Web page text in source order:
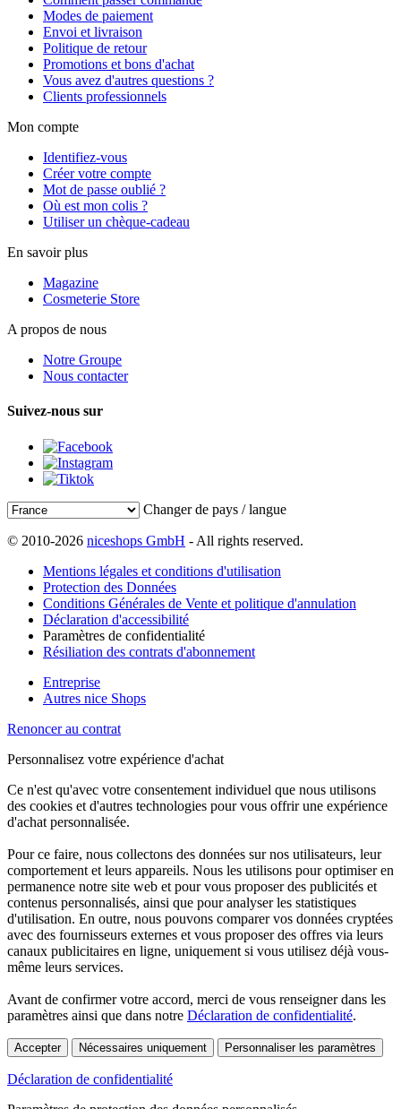
Modes de paiement
Envoi et livraison
Politique de retour
Promotions et bons d'achat
Vous avez d'autres questions ?
Clients professionnels
Mon compte
Identifiez-vous
Créer votre compte
Mot de passe oublié ?
Où est mon colis ?
Utiliser un chèque-cadeau
En savoir plus
Magazine
Cosmeterie Store
A propos de nous
Notre Groupe
Nous contacter
Suivez-nous sur
Changer de pays / langue
© 2010-2026 niceshops GmbH - All rights reserved.
Mentions légales et conditions d'utilisation
Protection des Données
Conditions Générales de Vente et politique d'annulation
Déclaration d'accessibilité
Paramètres de confidentialité
Résiliation des contrats d'abonnement
Entreprise
Autres nice Shops
Renoncer au contrat
Personnalisez votre expérience d'achat
Ce n'est qu'avec votre consentement individuel que nous utilisons
des cookies et d'autres technologies pour vous offrir une expérience
d'achat personnalisée.
Pour ce faire, nous collectons des données sur nos utilisateurs, leur
comportement et leurs appareils. Nous les utilisons pour optimiser en
permanence notre site web et pour vous proposer des publicités et
contenus personnalisés, ainsi que pour analyser les statistiques
d'utilisation. En outre, nous pouvons comparer vos données cryptées
avec des fournisseurs externes et vous proposer des offres via leurs
canaux publicitaires en ligne, uniquement si vous utilisez déjà vous-
même leurs services.
Avant de confirmer votre accord, merci de vous renseigner dans les
paramètres ainsi que dans notre Déclaration de confidentialité.
Accepter Nécessaires uniquement Personnaliser les paramètres
Déclaration de confidentialité